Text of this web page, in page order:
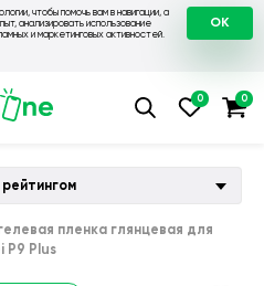
чтобы помочь вам в навигации, а
анализировать использование
и маркетинговых активностей.
OK
на Huawei 💛 Чехол для
пленка глянцевая для
P9 Plus